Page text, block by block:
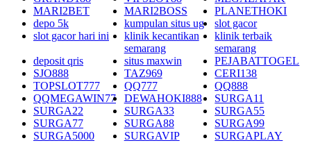
MARI2BET
MARI2BOSS
PLANETHOKI
depo 5k
kumpulan situs ug
slot gacor
slot gacor hari ini
klinik kecantikan
semarang
klinik terbaik
semarang
deposit qris
situs maxwin
PEJABATTOGEL
SJO888
TAZ969
CERI138
TOPSLOT777
QQ777
QQ888
QQMEGAWIN77
DEWAHOKI888
SURGA11
SURGA22
SURGA33
SURGA55
SURGA77
SURGA88
SURGA99
SURGA5000
SURGAVIP
SURGAPLAY